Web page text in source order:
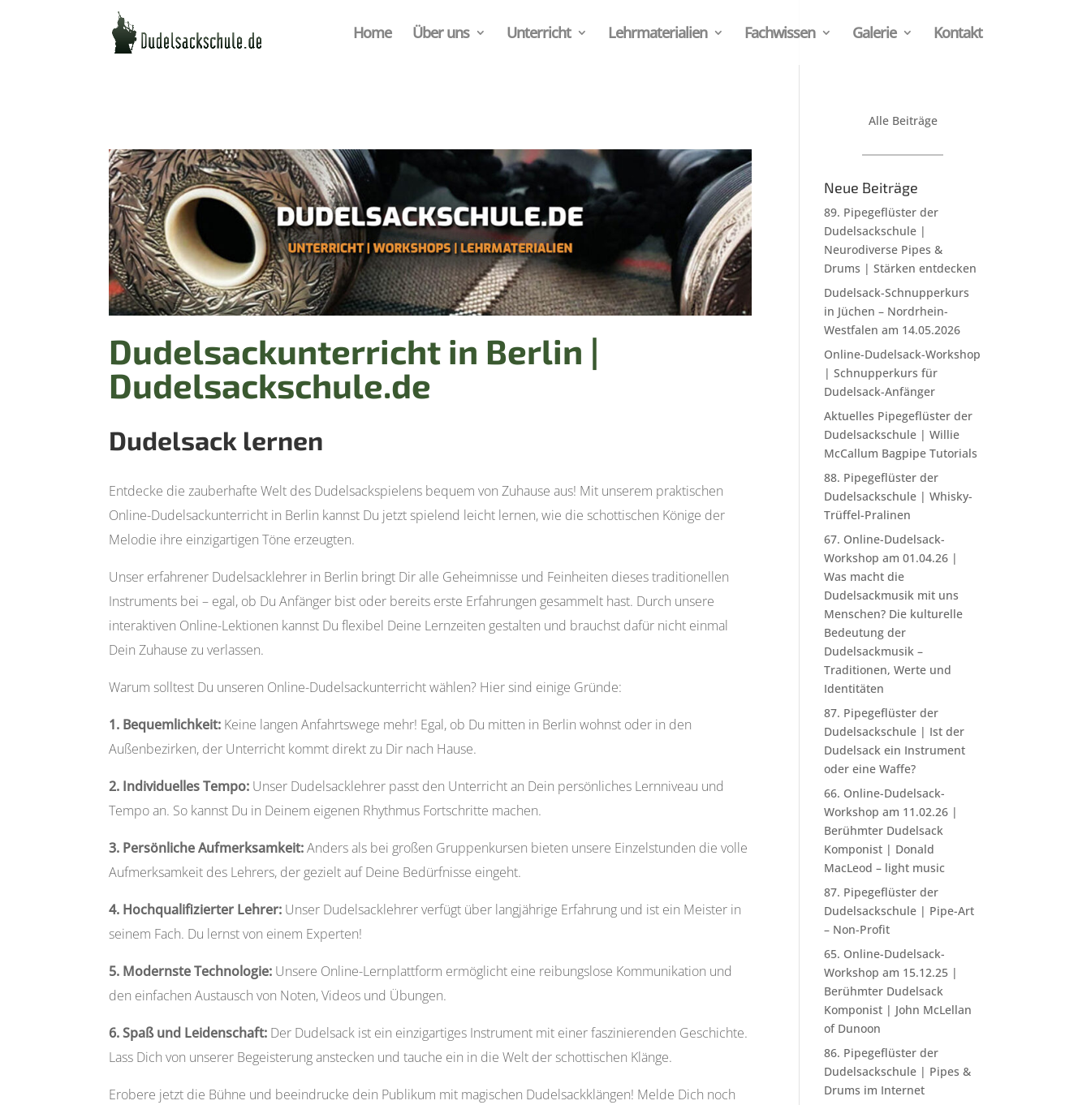
Home Über uns Unterricht Lehrmaterialien Fachwissen Galerie Kontakt
Dudelsackunterricht in Berlin |
Dudelsackschule.de
Dudelsack lernen
Entdecke die zauberhafte Welt des Dudelsackspielens bequem von Zuhause aus! Mit unserem praktischen
Online-Dudelsackunterricht in Berlin kannst Du jetzt spielend leicht lernen, wie die schottischen Könige der
Melodie ihre einzigartigen Töne erzeugten.
Unser erfahrener Dudelsacklehrer in Berlin bringt Dir alle Geheimnisse und Feinheiten dieses traditionellen
Instruments bei – egal, ob Du Anfänger bist oder bereits erste Erfahrungen gesammelt hast. Durch unsere
interaktiven Online-Lektionen kannst Du flexibel Deine Lernzeiten gestalten und brauchst dafür nicht einmal
Dein Zuhause zu verlassen.
Warum solltest Du unseren Online-Dudelsackunterricht wählen? Hier sind einige Gründe:
1. Bequemlichkeit: Keine langen Anfahrtswege mehr! Egal, ob Du mitten in Berlin wohnst oder in den
Außenbezirken, der Unterricht kommt direkt zu Dir nach Hause.
2. Individuelles Tempo: Unser Dudelsacklehrer passt den Unterricht an Dein persönliches Lernniveau und
Tempo an. So kannst Du in Deinem eigenen Rhythmus Fortschritte machen.
3. Persönliche Aufmerksamkeit:Anders als bei großen Gruppenkursen bieten unsere Einzelstunden die volle
Aufmerksamkeit des Lehrers, der gezielt auf Deine Bedürfnisse eingeht.
4. Hochqualifizierter Lehrer: Unser Dudelsacklehrer verfügt über langjährige Erfahrung und ist ein Meister in
seinem Fach. Du lernst von einem Experten!
5. Modernste Technologie: Unsere Online-Lernplattform ermöglicht eine reibungslose Kommunikation und
den einfachen Austausch von Noten, Videos und Übungen.
6. Spaß und Leidenschaft: Der Dudelsack ist ein einzigartiges Instrument mit einer faszinierenden Geschichte.
Lass Dich von unserer Begeisterung anstecken und tauche ein in die Welt der schottischen Klänge.
Erobere jetzt die Bühne und beeindrucke dein Publikum mit magischen Dudelsackklängen! Melde Dich noch
Alle Beiträge
Neue Beiträge
89. Pipegeflüster der
Dudelsackschule |
Neurodiverse Pipes &
Drums | Stärken entdecken
Dudelsack-Schnupperkurs
in Jüchen – Nordrhein-
Westfalen am 14.05.2026
Online-Dudelsack-Workshop
| Schnupperkurs für
Dudelsack-Anfänger
Aktuelles Pipegeflüster der
Dudelsackschule | Willie
McCallum Bagpipe Tutorials
88. Pipegeflüster der
Dudelsackschule | Whisky-
Trüffel-Pralinen
67. Online-Dudelsack-
Workshop am 01.04.26 |
Was macht die
Dudelsackmusik mit uns
Menschen? Die kulturelle
Bedeutung der
Dudelsackmusik –
Traditionen, Werte und
Identitäten
87. Pipegeflüster der
Dudelsackschule | Ist der
Dudelsack ein Instrument
oder eine Waffe?
66. Online-Dudelsack-
Workshop am 11.02.26 |
Berühmter Dudelsack
Komponist | Donald
MacLeod – light music
87. Pipegeflüster der
Dudelsackschule | Pipe-Art
– Non-Profit
65. Online-Dudelsack-
Workshop am 15.12.25 |
Berühmter Dudelsack
Komponist | John McLellan
of Dunoon
86. Pipegeflüster der
Dudelsackschule | Pipes &
Drums im Internet